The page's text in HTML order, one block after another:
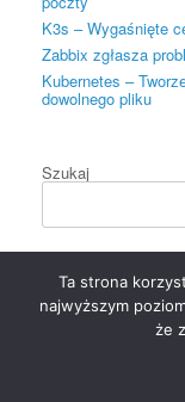
K3s – Wygaśnięte
Zabbix zgłasza
Kubernetes –
dowolnego pliku
Szukaj
ProgramNet © 2026
Ta strona
najwyższym
że